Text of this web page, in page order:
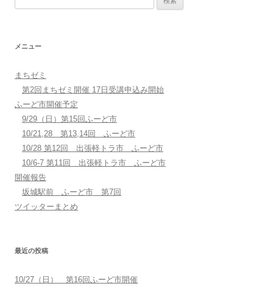
シ
ョ
ン
メニュー
まちゼミ
第2回まちゼミ開催 17日受講申込み開始
ふーど市開催予定
9/29（日）第15回ふーど市
10/21,28 第13,14回 ふーど市
10/28 第12回 出張軽トラ市 ふーど市
10/6-7 第11回 出張軽トラ市 ふーど市
開催報告
坂城駅前 ふーど市 第7回
ツイッターまとめ
最近の投稿
10/27（日） 第16回ふーど市開催